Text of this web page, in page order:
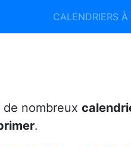
CALENDRIERS À
Calendrier 2027
nombreux
.